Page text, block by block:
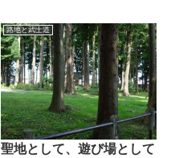
路地と武士道
聖地として、遊び場として